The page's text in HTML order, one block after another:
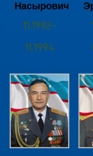
Насырович
11.1992-
11.1994